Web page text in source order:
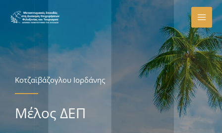
στο
Κοτζαϊβάζογλου Ιορδάνης
Μέλος ΔΕΠ